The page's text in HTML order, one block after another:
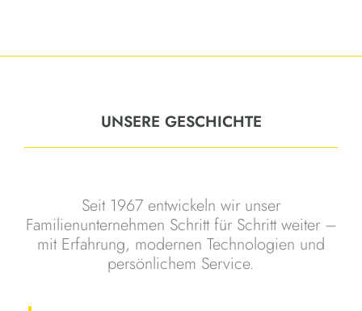
UNSERE GESCHICHTE
Seit 1967 entwickeln wir unser
Familienunternehmen Schritt für Schritt weiter –
mit Erfahrung, modernen Technologien und
persönlichem Service.